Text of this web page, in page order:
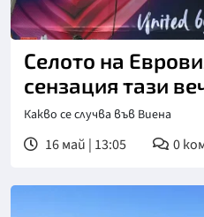
Селото на
сензация тази
Какво се случва във Виена
16 май | 13:05 0